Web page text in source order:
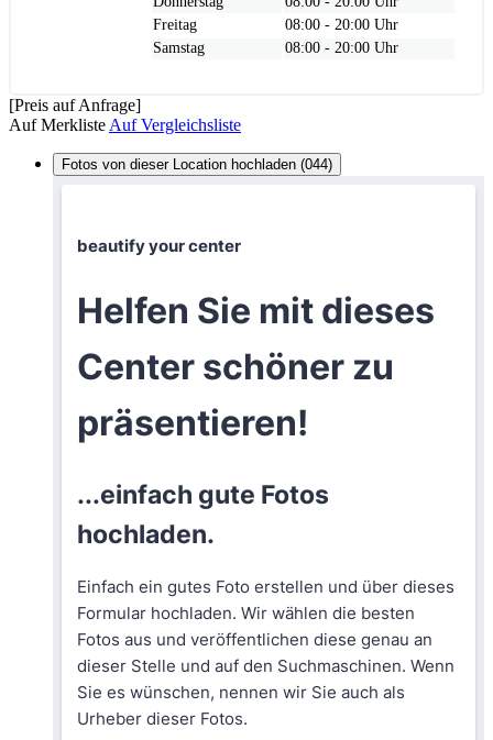
Freitag
08:00 - 20:00 Uhr
Samstag
08:00 - 20:00 Uhr
[Preis auf Anfrage]
Auf Merkliste Auf Vergleichsliste
Fotos von dieser Location hochladen (044)